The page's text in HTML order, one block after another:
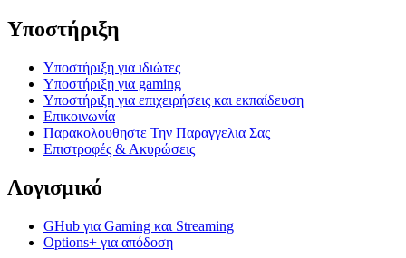
Υποστήριξη
Υποστήριξη για ιδιώτες
Υποστήριξη για gaming
Υποστήριξη για επιχειρήσεις και εκπαίδευση
Επικοινωνία
Παρακολουθηστε Την Παραγγελια Σας
Επιστροφές & Ακυρώσεις
Λογισμικό
GHub για Gaming και Streaming
Options+ για απόδοση